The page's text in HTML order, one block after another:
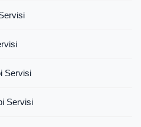
Servisi
Servisi